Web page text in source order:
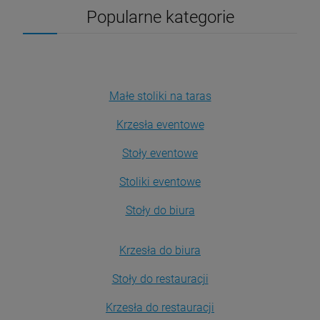
Popularne kategorie
Małe stoliki na taras
Krzesła eventowe
Stoły eventowe
Stoliki eventowe
Stoły do biura
Krzesła do biura
Stoły do restauracji
Krzesła do restauracji